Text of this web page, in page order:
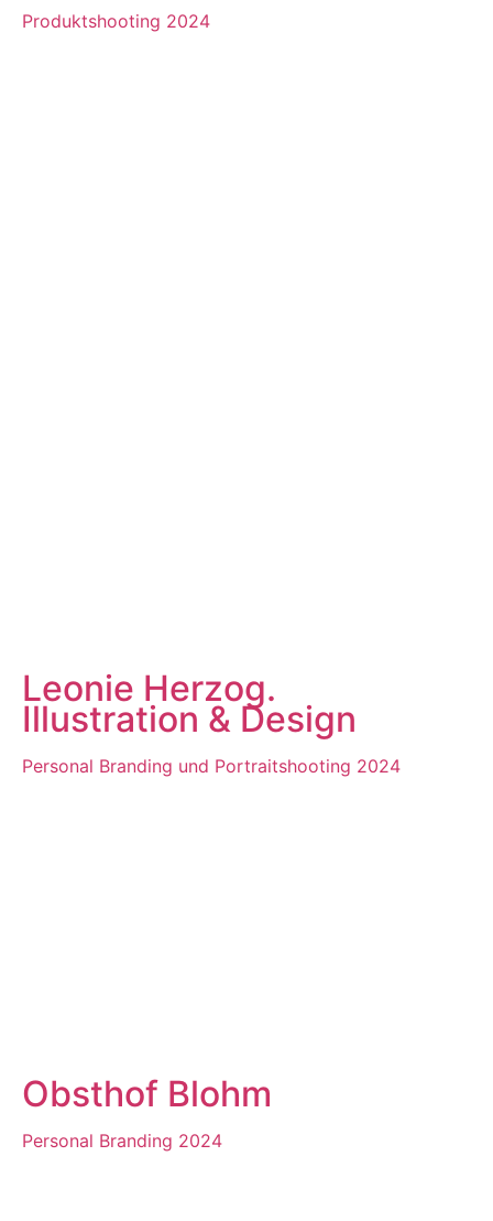
Produktshooting 2024
Leonie Herzog.
Illustration & Design
Personal Branding und Portraitshooting 2024
Obsthof Blohm
Personal Branding 2024